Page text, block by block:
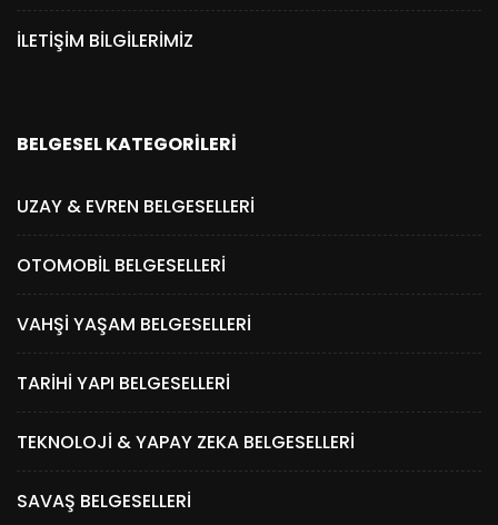
İLETIŞIM BILGILERIMIZ
BELGESEL KATEGORILERI
UZAY & EVREN BELGESELLERI
OTOMOBIL BELGESELLERI
VAHŞI YAŞAM BELGESELLERI
TARIHI YAPI BELGESELLERI
TEKNOLOJI & YAPAY ZEKA BELGESELLERI
SAVAŞ BELGESELLERI